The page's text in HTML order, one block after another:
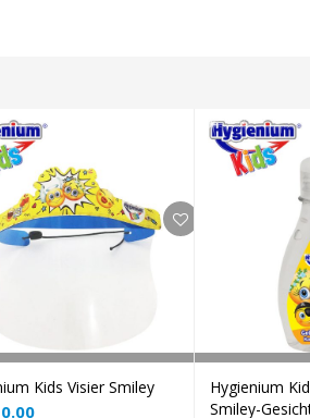
Add to cart
Kids Visier Smiley
Hygienium
Smiley-